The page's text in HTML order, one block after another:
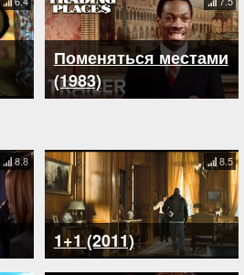
Поменяться местами
(1983)
8.8
1+1 (2011)
8.5